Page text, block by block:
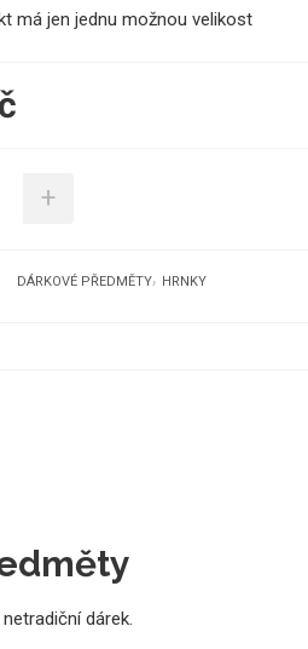
má jen jednu možnou velikost
+
DÁRKOVÉ PŘEDMĚTY HRNKY
dárek.